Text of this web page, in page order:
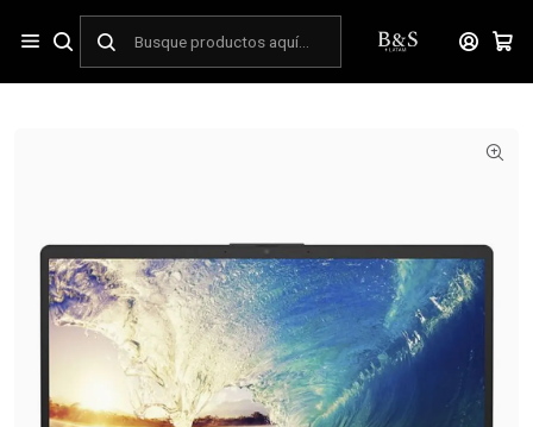
Notebook HP 15-fc0022la 15.6" | Ryzen 7 7730U | 16GB RAM |
512GB SSD | Windows 11 Home